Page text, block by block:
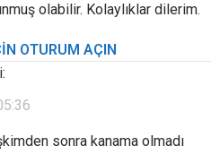
olabilir. Kolaylıklar dilerim.
OTURUM AÇIN
sonra kanama olmadı